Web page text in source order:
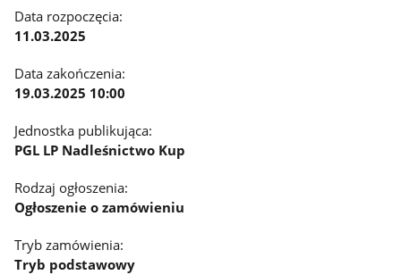
Data rozpoczęcia:
11.03.2025
Data zakończenia:
19.03.2025 10:00
Jednostka publikująca:
PGL LP Nadleśnictwo Kup
Rodzaj ogłoszenia:
Ogłoszenie o zamówieniu
Tryb zamówienia:
Tryb podstawowy